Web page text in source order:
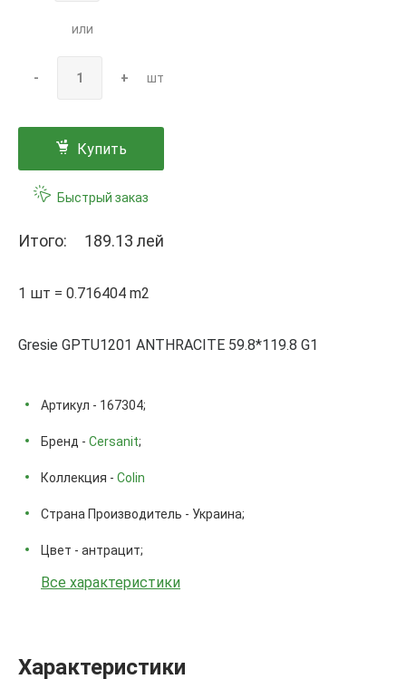
или
- + шт
Купить
Быстрый заказ
Итого: 189.13 лей
1 шт = 0.716404 m2
Gresie GPTU1201 ANTHRACITE 59.8*119.8 G1
Артикул - 167304;
Бренд - Cersanit;
Коллекция - Colin
Страна Производитель - Украина;
Цвет - антрацит;
Все характеристики
Характеристики